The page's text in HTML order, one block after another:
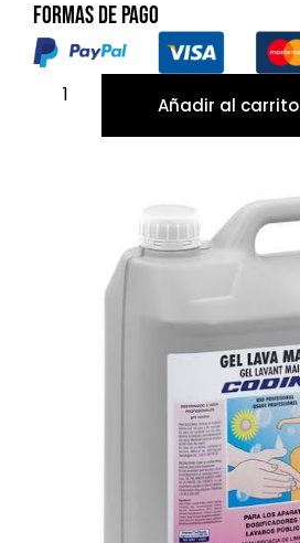
Formas de pago
Añadir al carrito